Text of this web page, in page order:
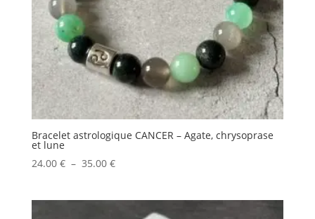
Bracelet astrologique CANCER – Agate, chrysoprase
et lune
24.00 € – 35.00 €Plage